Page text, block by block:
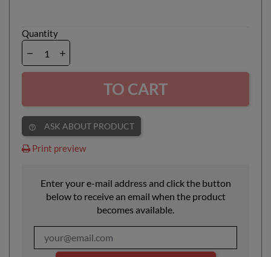
Quantity
TO CART
help_outline ASK ABOUT PRODUCT
Print preview
Enter your e-mail address and click the button
below to receive an email when the product
becomes available.